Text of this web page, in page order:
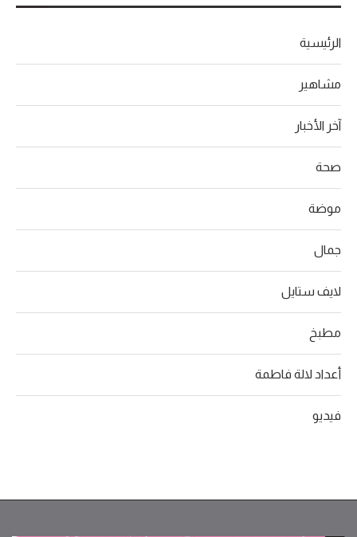
الرئيسية
مشاهير
آخر الأخبار
صحة
موضة
جمال
لايف ستايل
مطبخ
أعداد لالة فاطمة
فيديو